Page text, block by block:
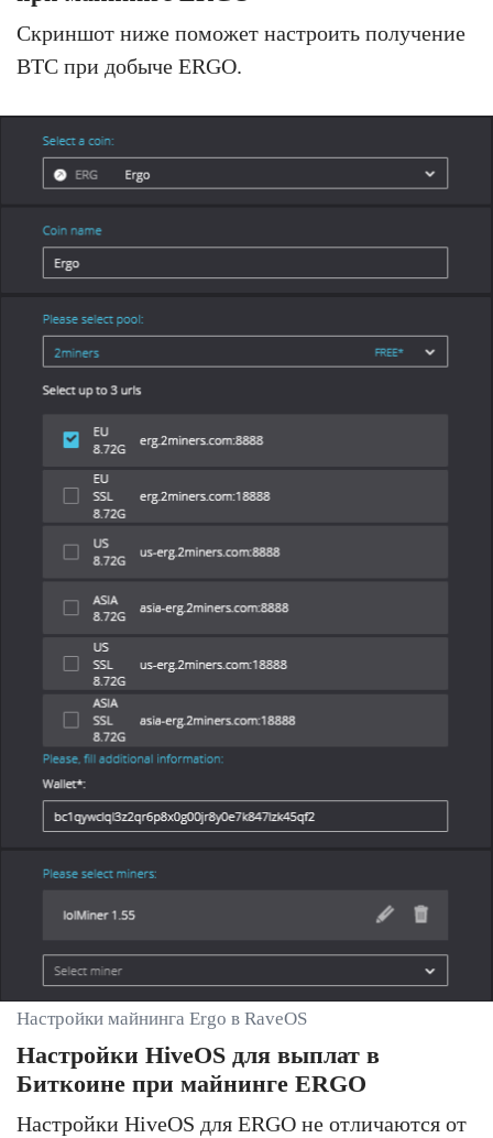
Скриншот ниже поможет настроить получение
BTC при добыче ERGO.
Настройки майнинга Ergo в RaveOS
Настройки HiveOS для выплат в
Биткоине при майнинге ERGO
Настройки HiveOS для ERGO не отличаются от